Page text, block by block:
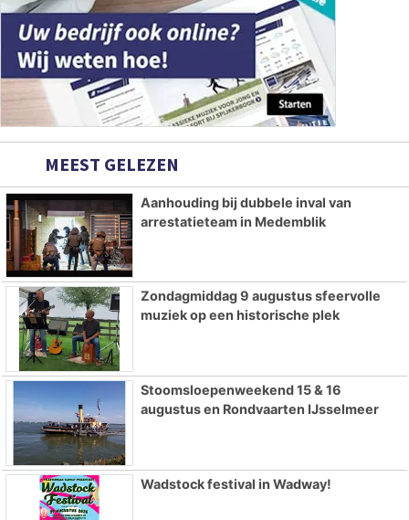
MEEST GELEZEN
Aanhouding bij dubbele inval van
arrestatieteam in Medemblik
Zondagmiddag 9 augustus sfeervolle
muziek op een historische plek
Stoomsloepenweekend 15 & 16
augustus en Rondvaarten IJsselmeer
Wadstock festival in Wadway!